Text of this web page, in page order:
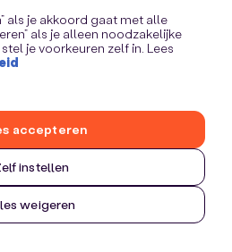
als je akkoord gaat met alle
als je alleen noodzakelijke
je voorkeuren zelf in. Lees
instellen
weigeren
accepteren